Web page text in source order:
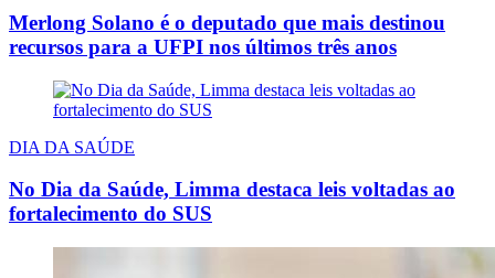
Merlong Solano é o deputado que mais destinou
recursos para a UFPI nos últimos três anos
DIA DA SAÚDE
No Dia da Saúde, Limma destaca leis voltadas ao
fortalecimento do SUS